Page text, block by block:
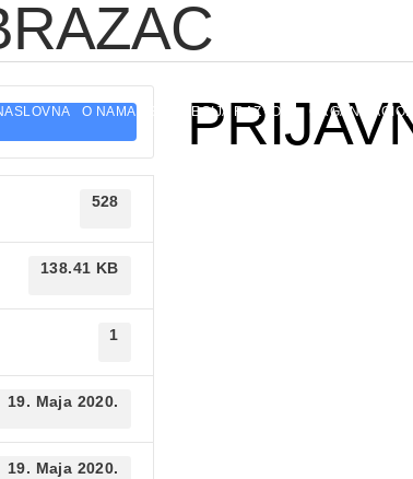
O NAMA STRATEGIJA RAZVOJA
528
138.41 KB
1
19. Maja 2020.
19. Maja 2020.